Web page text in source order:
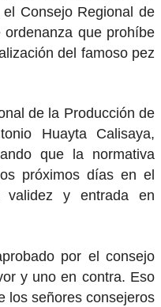
Consejo Regional de
que prohíbe
del famoso pez
de la Producción de
Huayta Calisaya,
que la normativa
próximos días en el
y entrada en
por el consejo
y uno en contra. Eso
los señores consejeros